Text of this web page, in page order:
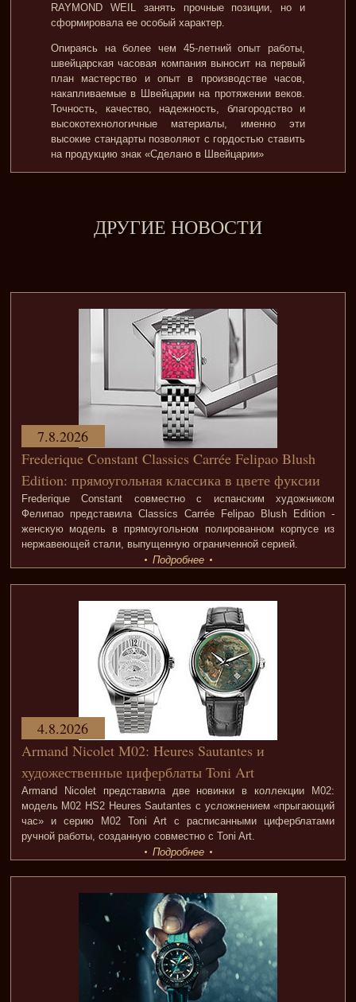
RAYMOND WEIL занять прочные позиции, но и
сформировала ее особый характер.
Опираясь на более чем 45-летний опыт работы,
швейцарская часовая компания выносит на первый
план мастерство и опыт в производстве часов,
накапливаемые в Швейцарии на протяжении веков.
Точность, качество, надежность, благородство и
высокотехнологичные материалы, именно эти
высокие стандарты позволяют с гордостью ставить
на продукцию знак «Сделано в Швейцарии»
ДРУГИЕ НОВОСТИ
Frederique Constant Classics Carrée Felipao Blush
Edition: прямоугольная классика в цвете фуксии
Frederique Constant совместно с испанским художником
Фелипао представила Classics Carrée Felipao Blush Edition -
женскую модель в прямоугольном полированном корпусе из
нержавеющей стали, выпущенную ограниченной серией.
7.8.2026
Подробнее
Armand Nicolet M02: Heures Sautantes и
художественные циферблаты Toni Art
Armand Nicolet представила две новинки в коллекции M02:
модель M02 HS2 Heures Sautantes с усложнением «прыгающий
час» и серию M02 Toni Art с расписанными циферблатами
ручной работы, созданную совместно с Toni Art.
4.8.2026
Подробнее